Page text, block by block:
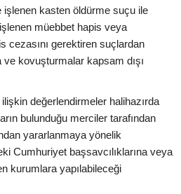
kasten öldürme suçu ile
müebbet hapis veya
cezasını gerektiren suçlardan
kovuşturmalar kapsam dışı
değerlendirmeler halihazırda
bulunduğu merciler tarafından
yararlanmaya yönelik
Cumhuriyet başsavcılıklarına veya
kurumlara yapılabileceği